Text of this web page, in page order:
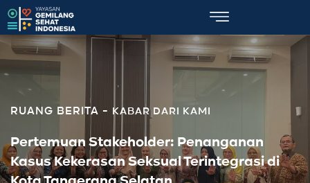
KABAR DARI KAMI
Pertemuan Stakeholder: Penanganan
Kasus Kekerasan Seksual Terintegrasi di